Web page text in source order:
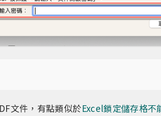
文件，有點類似於Excel鎖定儲存格不